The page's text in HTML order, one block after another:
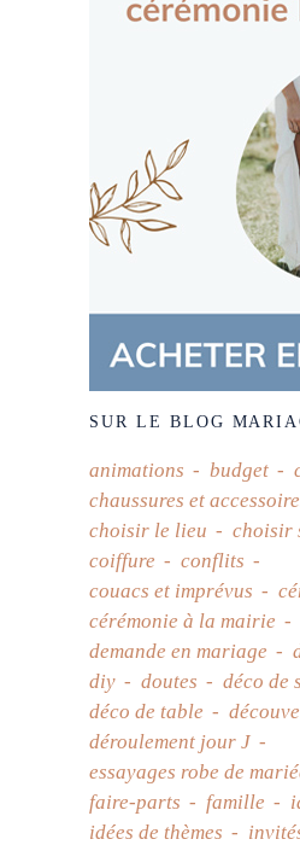
SUR LE BLOG
animations budget
chaussures et
choisir le lieu
choisir
coiffure
conflits
couacs et imprévus
cérémonie à la mairie
demande en mariage
diy
doutes
déco de
déco de table
déroulement jour J
essayages robe de
faire-parts
famille
idées de thèmes